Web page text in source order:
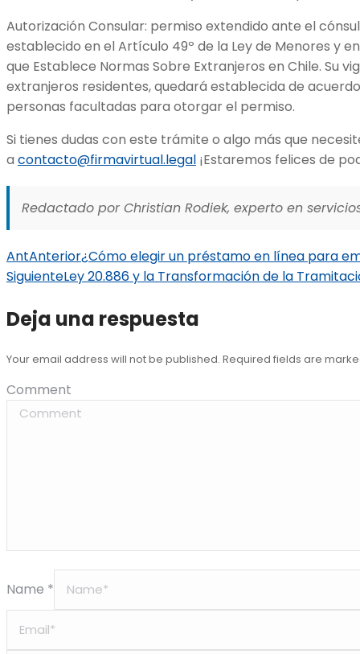
Autorización Consular: permiso extendido ante el
establecido en el Artículo 49º de la Ley de Menores y en
que Establece Normas Sobre Extranjeros en Chile. Su
extranjeros residentes, quedará establecida de
personas facultadas para otorgar el permiso.
Si tienes dudas con este trámite o algo más que
a contacto@firmavirtual.legal ¡Estaremos felices de
Redactado por Christian Rodiek, experto en
AntAnterior¿Cómo elegir un préstamo en línea para
SiguienteLey 20.886 y la Transformación de la
Deja una respuesta
Your email address will not be published. Required fields are
Comment
Name *